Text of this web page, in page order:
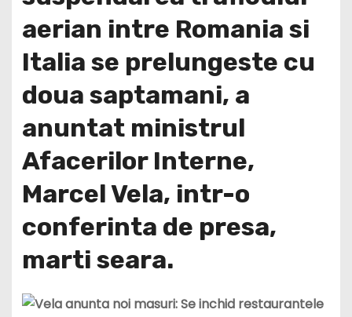
aerian intre Romania si
Italia se prelungeste cu
doua saptamani, a
anuntat ministrul
Afacerilor Interne,
Marcel Vela, intr-o
conferinta de presa,
marti seara.